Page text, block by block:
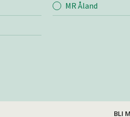
Snö & Sand
MR Åland
BLI